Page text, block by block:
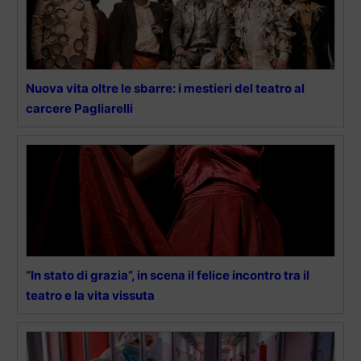
Nuova vita oltre le sbarre: i mestieri del teatro al
carcere Pagliarelli
“In stato di grazia”, in scena il felice incontro tra il
teatro e la vita vissuta